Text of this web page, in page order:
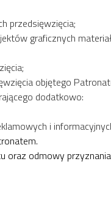
przedsięwzięcia;
graficznych
objętego
dodatkowo:
i
oraz odmowy